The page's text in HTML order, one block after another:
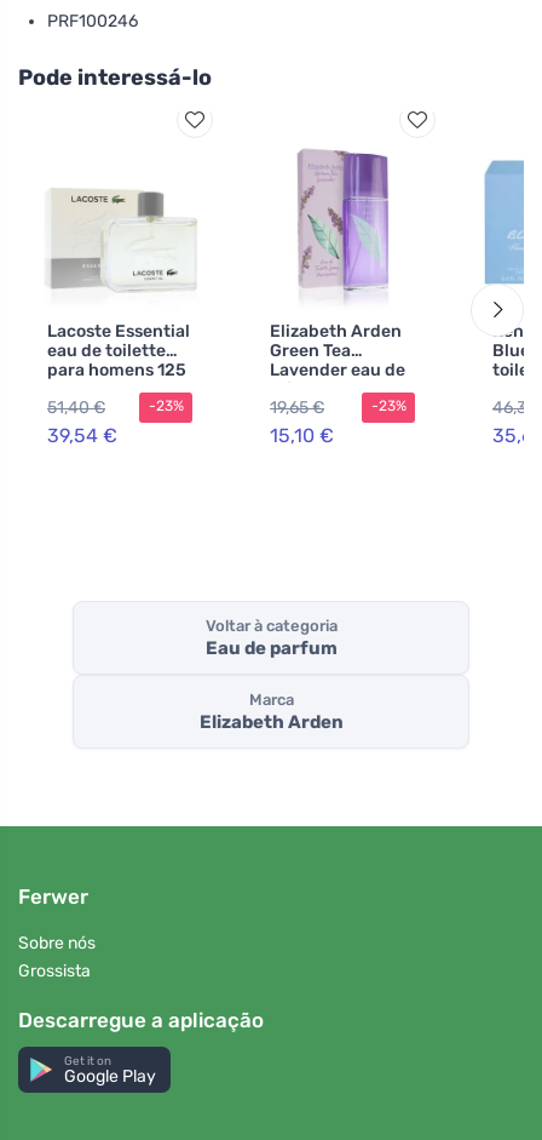
PRF100246
Pode interessá-lo
Lacoste Essential
eau de toilette
para homens 125
51,40 €
39,54 €
-23%
Elizabeth Arden
Green Tea
Lavender eau de
toilette 100 ml
para mulheres
19,65 €
15,10 €
-23%
Blue
46,37
Voltar à categoria
Eau de parfum
Marca
Elizabeth Arden
Ferwer
Sobre nós
Grossista
Descarregue a aplicação
Get it on
Google Play